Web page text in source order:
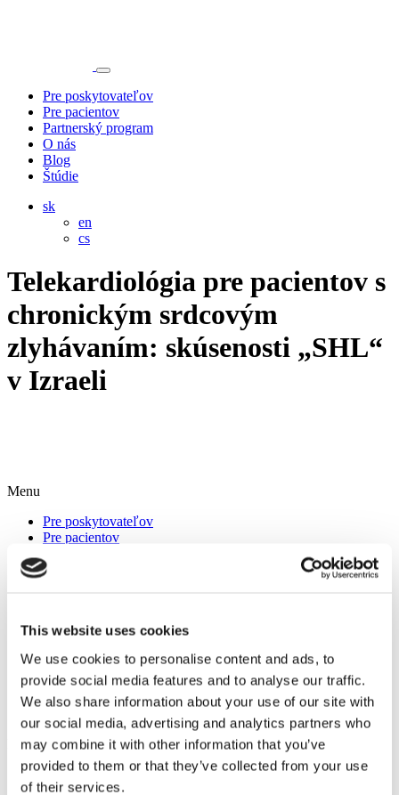
This website uses cookies
We use cookies to personalise content and ads, to
provide social media features and to analyse our traffic.
We also share information about your use of our site with
our social media, advertising and analytics partners who
may combine it with other information that you’ve
provided to them or that they’ve collected from your use
of their services.
Pre poskytovateľov
Pre pacientov
Partnerský program
O nás
Blog
Štúdie
sk
en
cs
Telekardiológia pre pacientov s
chronickým srdcovým
zlyhávaním: skúsenosti „SHL“
v Izraeli
Menu
Pre poskytovateľov
Pre pacientov
O nás
Požiadavka ohľadne spracovania osobných údajov
Mám záujem o Telemon
Podmienky používania / Licenčná zmluva s koncovým
používateľom
Zásady ochrany osobných údajov
Kontakt
telemon@telemon.care